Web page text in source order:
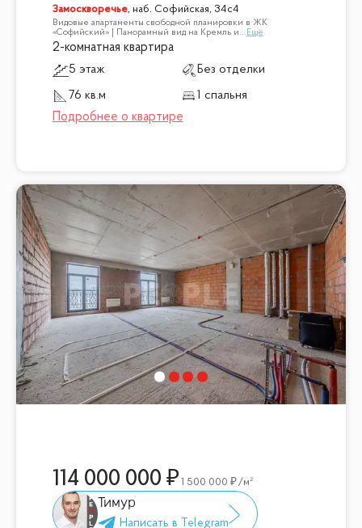
Замоскворечье, наб. Софийская, 34с4
Видовые апартаменты свободной планировки в ЖК
«Софийский» | Панорамный вид на Кремль и... Ещё
2-комнатная квартира
5 этаж
Без отделки
76 кв.м
1 спальня
114 000 000 1 500 000 /м²
Тимур